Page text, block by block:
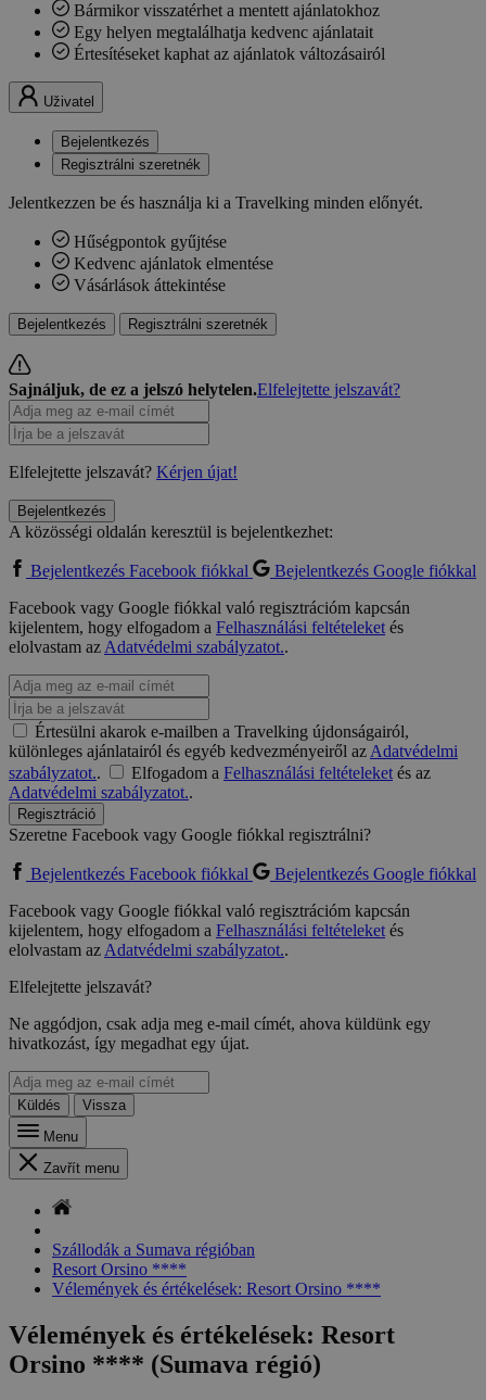
Bármikor visszatérhet a mentett ajánlatokhoz
Egy helyen megtalálhatja kedvenc ajánlatait
Értesítéseket kaphat az ajánlatok változásairól
Uživatel
Bejelentkezés
Regisztrálni szeretnék
Jelentkezzen be és használja ki a Travelking minden előnyét.
Hűségpontok gyűjtése
Kedvenc ajánlatok elmentése
Vásárlások áttekintése
Bejelentkezés Regisztrálni szeretnék
Sajnáljuk, de ez a jelszó helytelen.Elfelejtette jelszavát?
Elfelejtette jelszavát? Kérjen újat!
Bejelentkezés
A közösségi oldalán keresztül is bejelentkezhet:
Bejelentkezés Facebook fiókkal
Bejelentkezés Google fiókkal
Facebook vagy Google fiókkal való regisztrációm kapcsán
kijelentem, hogy elfogadom a Felhasználási feltételeketés
elolvastam azAdatvédelmi szabályzatot..
Értesülni akarok e-mailben a Travelking újdonságairól,
különleges ajánlatairól és egyéb kedvezményeiről azAdatvédelmi
szabályzatot.. Elfogadom a Felhasználási feltételeketés az
Adatvédelmi szabályzatot..
Regisztráció
Szeretne Facebook vagy Google fiókkal regisztrálni?
Bejelentkezés Facebook fiókkal
Bejelentkezés Google fiókkal
Facebook vagy Google fiókkal való regisztrációm kapcsán
kijelentem, hogy elfogadom a Felhasználási feltételeketés
elolvastam azAdatvédelmi szabályzatot..
Elfelejtette jelszavát?
Ne aggódjon, csak adja meg e-mail címét, ahova küldünk egy
hivatkozást, így megadhat egy újat.
Küldés
Vissza
Menu
Zavřít menu
Szállodák a Sumava régióban
Resort Orsino ****
Vélemények és értékelések: Resort Orsino ****
Vélemények és értékelések: Resort
Orsino **** (Sumava régió)